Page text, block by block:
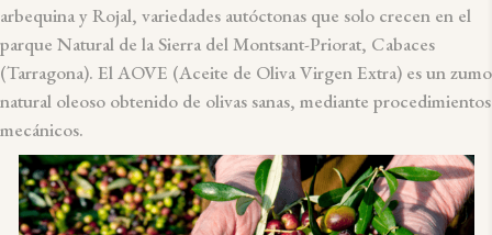
arbequina y Rojal, variedades autóctonas que solo crecen en el
parque Natural de la Sierra del Montsant-Priorat, Cabaces
(Tarragona). El AOVE (Aceite de Oliva Virgen Extra) es un zumo
natural oleoso obtenido de olivas sanas, mediante procedimientos
mecánicos.